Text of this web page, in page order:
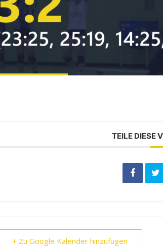
TEILE DIESE
+ Zu Google Kalender hinzufügen